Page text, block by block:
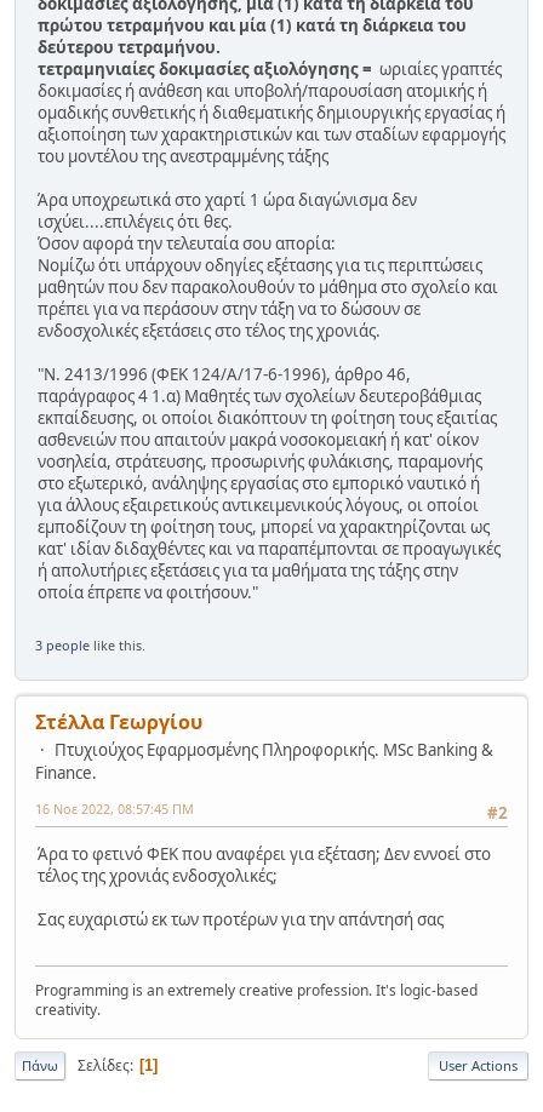
πρώτου τετραμήνου και μία (1) κατά τη διάρκεια του
δεύτερου τετραμήνου.
τετραμηνιαίες δοκιμασίες αξιολόγησης = ωριαίες γραπτές
δοκιμασίες ή ανάθεση και υποβολή/παρουσίαση ατομικής ή
ομαδικής συνθετικής ή διαθεματικής δημιουργικής εργασίας ή
αξιοποίηση των χαρακτηριστικών και των σταδίων εφαρμογής
του μοντέλου της ανεστραμμένης τάξης
Άρα υποχρεωτικά στο χαρτί 1 ώρα διαγώνισμα δεν
ισχύει....επιλέγεις ότι θες.
Όσον αφορά την τελευταία σου απορία:
Νομίζω ότι υπάρχουν οδηγίες εξέτασης για τις περιπτώσεις
μαθητών που δεν παρακολουθούν το μάθημα στο σχολείο και
πρέπει για να περάσουν στην τάξη να το δώσουν σε
ενδοσχολικές εξετάσεις στο τέλος της χρονιάς.
"Ν. 2413/1996 (ΦΕΚ 124/Α/17-6-1996), άρθρο 46,
παράγραφος 4 1.α) Μαθητές των σχολείων δευτεροβάθμιας
εκπαίδευσης, οι οποίοι διακόπτουν τη φοίτηση τους εξαιτίας
ασθενειών που απαιτούν μακρά νοσοκομειακή ή κατ' οίκον
νοσηλεία, στράτευσης, προσωρινής φυλάκισης, παραμονής
στο εξωτερικό, ανάληψης εργασίας στο εμπορικό ναυτικό ή
για άλλους εξαιρετικούς αντικειμενικούς λόγους, οι οποίοι
εμποδίζουν τη φοίτηση τους, μπορεί να χαρακτηρίζονται ως
κατ' ιδίαν διδαχθέντες και να παραπέμπονται σε προαγωγικές
ή απολυτήριες εξετάσεις για τα μαθήματα της τάξης στην
οποία έπρεπε να φοιτήσουν."
3 people like this.
Στέλλα Γεωργίου
Πτυχιούχος Εφαρμοσμένης Πληροφορικής. MSc Banking &
Finance.
#2
16 Νοε 2022, 08:57:45 ΠΜ
Άρα το φετινό ΦΕΚ που αναφέρει για εξέταση; Δεν εννοεί στο
τέλος της χρονιάς ενδοσχολικές;
Σας ευχαριστώ εκ των προτέρων για την απάντησή σας
Programming is an extremely creative profession. It's logic-based
creativity.
Πάνω Σελίδες 1 User Actions